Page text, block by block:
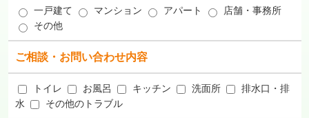
一戸建て マンション アパート
店舗・事務所
その他
ご相談・お問い合わせ内容
トイレ お風呂 キッチン 洗面所
排水口・排
水
その他のトラブル